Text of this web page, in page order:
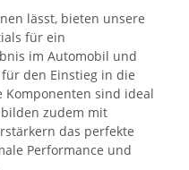
lässt, bieten unsere
für ein
im Automobil und
den Einstieg in die
Komponenten sind ideal
zudem mit
das perfekte
Performance und